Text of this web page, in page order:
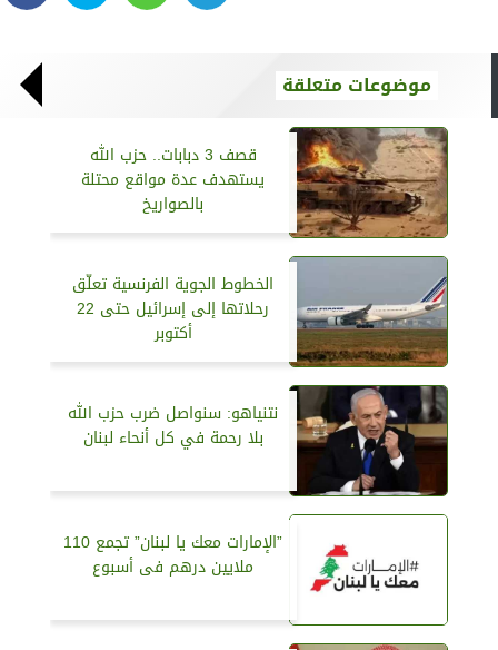
موضوعات متعلقة
قصف 3 دبابات.. حزب الله
يستهدف عدة مواقع محتلة
بالصواريخ
الخطوط الجوية الفرنسية تعلّق
رحلاتها إلى إسرائيل حتى 22
أكتوبر
نتنياهو: سنواصل ضرب حزب الله
بلا رحمة في كل أنحاء لبنان
”الإمارات معك يا لبنان” تجمع 110
ملايين درهم فى أسبوع